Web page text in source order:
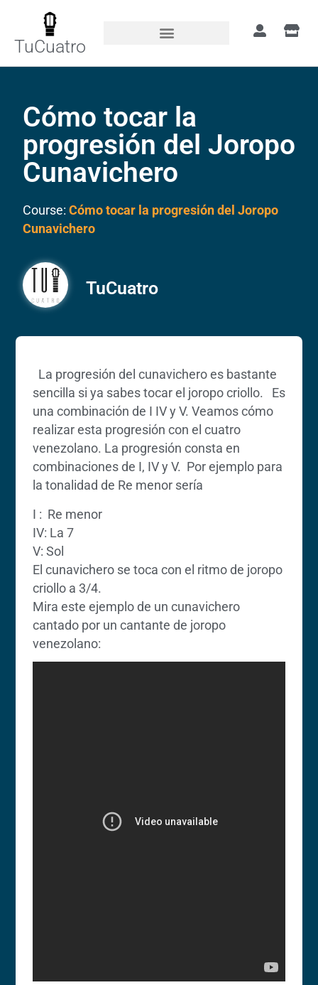
TuCuatro
Cómo tocar la
progresión del Joropo
Cunavichero
Course: Cómo tocar la progresión del Joropo
Cunavichero
TuCuatro
La progresión del cunavichero es bastante
sencilla si ya sabes tocar el joropo criollo. Es
una combinación de I IV y V. Veamos cómo
realizar esta progresión con el cuatro
venezolano. La progresión consta en
combinaciones de I, IV y V. Por ejemplo para
la tonalidad de Re menor sería
I : Re menor
IV: La 7
V: Sol
El cunavichero se toca con el ritmo de joropo
criollo a 3/4.
Mira este ejemplo de un cunavichero
cantado por un cantante de joropo
venezolano: